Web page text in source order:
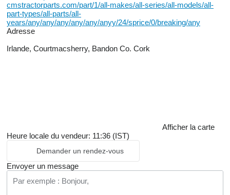
cmstractorparts.com/part/1/all-makes/all-series/all-models/all-
part-types/all-parts/all-
years/any/any/any/any/any/anyy/24/sprice/0/breaking/any
Adresse
Irlande, Courtmacsherry, Bandon Co. Cork
Afficher la carte
Heure locale du vendeur: 11:36 (IST)
Demander un rendez-vous
Envoyer un message